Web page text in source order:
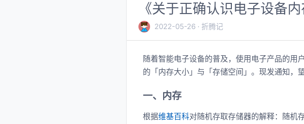
《关于正确认识电子设备
2022-05-26 折腾记
随着智能电子设备的普及，使用电子产品的用
的「内存大小」与「存储空间」。现发通知，
一、内存
根据维基百科对随机存取存储器的解释：随机